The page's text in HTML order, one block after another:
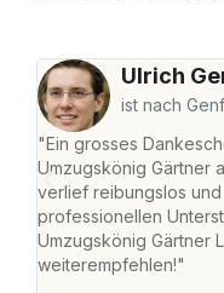
Ulrich
ist nach
"Ein grosses
Umzugskönig Gärtner
verlief reibungslos
professionellen
Umzugskönig Gärtner
weiterempfehlen!"